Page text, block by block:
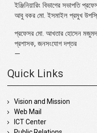
ইঞ্জিনিয়ারিং বিভাগের সভাপতি
আবু বকর মো. ইসমাইল প্রমুখ
প্রফেসর মো. আখতার হোসেন
প্রশাসক, জনসংযোগ দপ্তর
—
Quick Links
Vision and Mission
Web Mail
ICT Center